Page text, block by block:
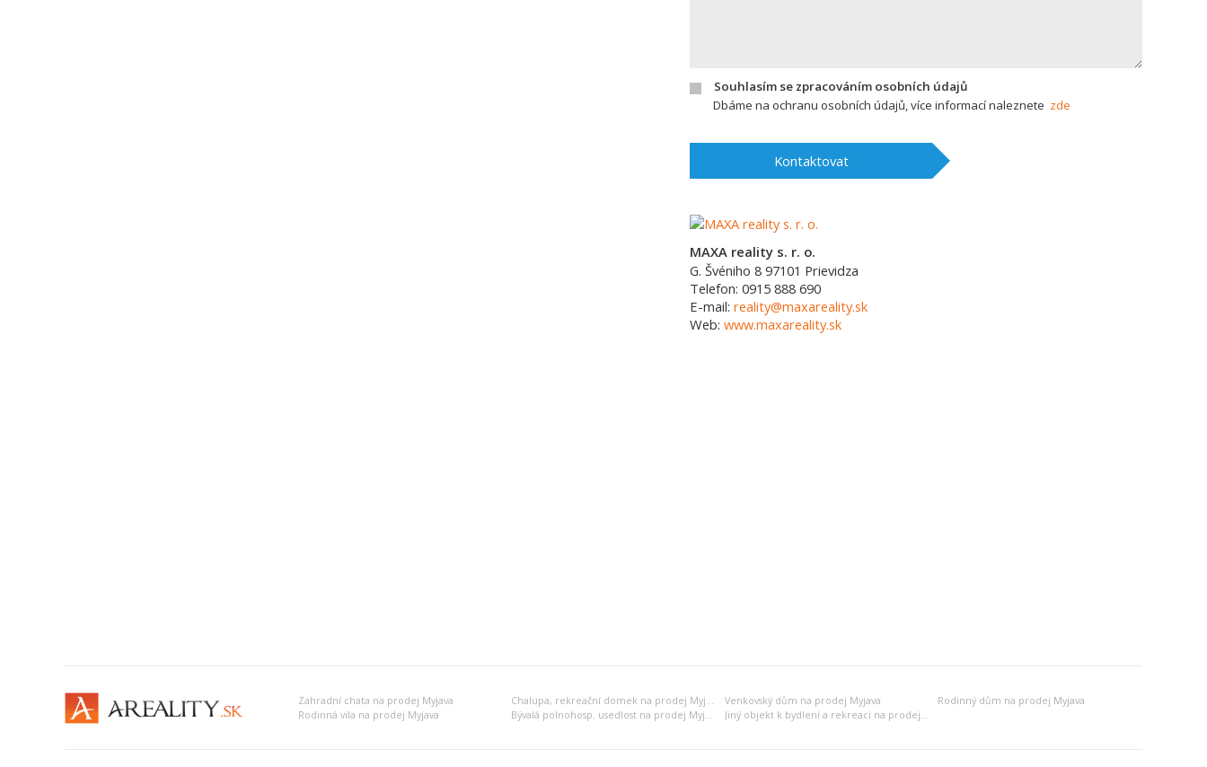
Souhlasím se zpracováním osobních údajů
Dbáme na ochranu osobních údajů, více informací naleznete zde
Kontaktovat
MAXA reality s. r. o.
G. Švéniho 8 97101 Prievidza
Telefon: 0915 888 690
E-mail: reality@maxareality.sk
Web: www.maxareality.sk
Zahradní chata na prodej Myjava Chalupa, rekreační domek na prodej Myjava Venkovský dům na prodej Myjava
Rodinný dům na prodej Myjava
Rodinná vila na prodej Myjava
Bývalá polnohosp. usedlost na prodej Myjava Jiný objekt k bydlení a rekreaci na prodej Myjava